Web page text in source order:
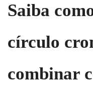
Saiba
círculo
combinar